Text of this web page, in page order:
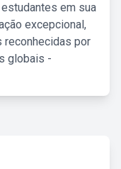
em sua
excepcional,
reconhecidas por
globais -